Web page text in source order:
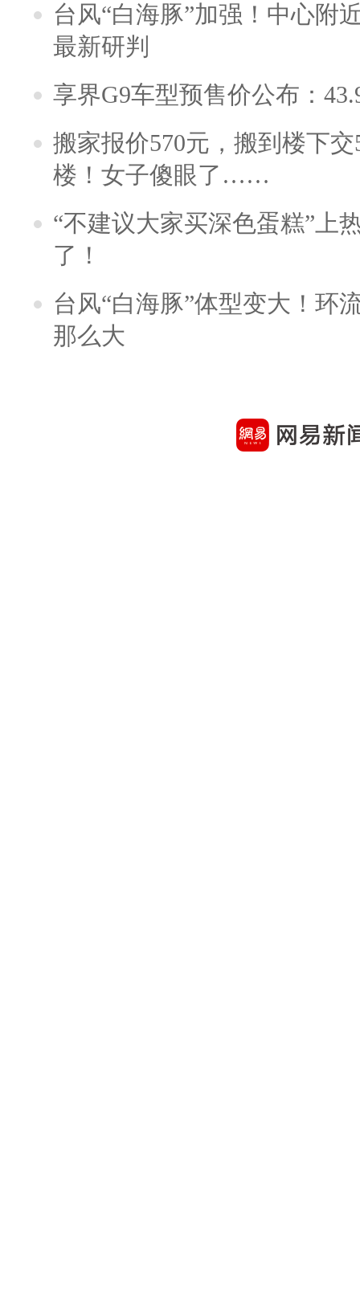
台风“白海豚”加强！中心附
最新研判
享界G9车型预售价公布：
搬家报价570元，搬到楼下
楼！女子傻眼了……
“不建议大家买深色蛋糕”上
了！
台风“白海豚”体型变大！环
那么大